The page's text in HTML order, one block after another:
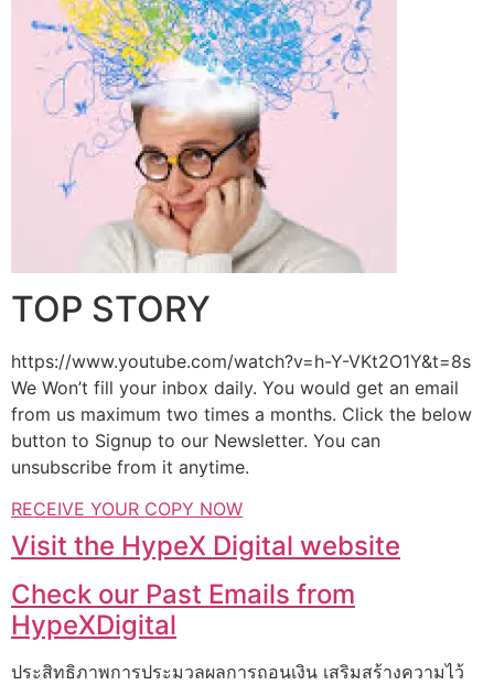
TOP STORY
https://www.youtube.com/watch?v=h-Y-VKt2O1Y&t=8s
We Won’t fill your inbox daily. You would get an email
from us maximum two times a months. Click the below
button to Signup to our Newsletter. You can
unsubscribe from it anytime.
RECEIVE YOUR COPY NOW
Visit the HypeX Digital website
Check our Past Emails from
HypeXDigital
ประสิทธิภาพการประมวลผลการถอนเงิน เสริมสร้างความไว้